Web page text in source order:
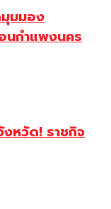
มมอง
นกำแพงนคร
งหวัด! ราชกิจ